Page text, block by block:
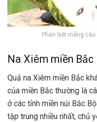
Phân biệt mãng
Na Xiêm miền Bắc
Quả na Xiêm miền Bắc
của miền Bắc thường là
ở các tỉnh miền núi Bắc
tập trung nhiều nhất, chủ